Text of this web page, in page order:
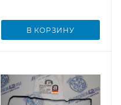
В КОРЗИНУ